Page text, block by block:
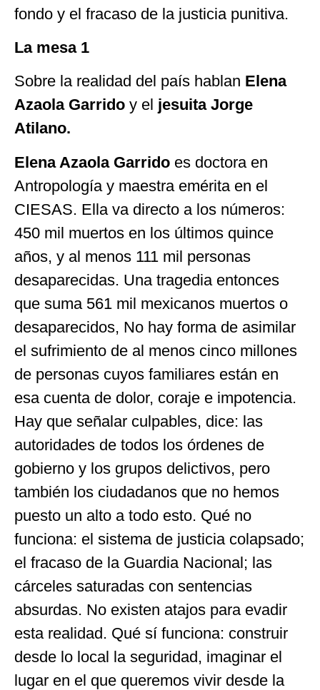
fondo y el fracaso de la justicia punitiva.
La mesa 1
Sobre la realidad del país hablan Elena
Azaola Garrido y el jesuita Jorge
Atilano.
Elena Azaola Garrido es doctora en
Antropología y maestra emérita en el
CIESAS. Ella va directo a los números:
450 mil muertos en los últimos quince
años, y al menos 111 mil personas
desaparecidas. Una tragedia entonces
que suma 561 mil mexicanos muertos o
desaparecidos, No hay forma de asimilar
el sufrimiento de al menos cinco millones
de personas cuyos familiares están en
esa cuenta de dolor, coraje e impotencia.
Hay que señalar culpables, dice: las
autoridades de todos los órdenes de
gobierno y los grupos delictivos, pero
también los ciudadanos que no hemos
puesto un alto a todo esto. Qué no
funciona: el sistema de justicia colapsado;
el fracaso de la Guardia Nacional; las
cárceles saturadas con sentencias
absurdas. No existen atajos para evadir
esta realidad. Qué sí funciona: construir
desde lo local la seguridad, imaginar el
lugar en el que queremos vivir desde la